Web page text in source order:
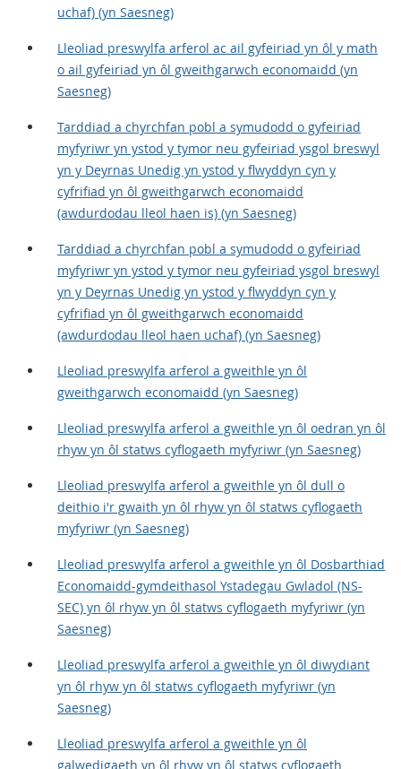
uchaf) (yn Saesneg)
Lleoliad preswylfa arferol ac ail gyfeiriad yn ôl y math
o ail gyfeiriad yn ôl gweithgarwch economaidd (yn
Saesneg)
Tarddiad a chyrchfan pobl a symudodd o gyfeiriad
myfyriwr yn ystod y tymor neu gyfeiriad ysgol breswyl
yn y Deyrnas Unedig yn ystod y flwyddyn cyn y
cyfrifiad yn ôl gweithgarwch economaidd
(awdurdodau lleol haen is) (yn Saesneg)
Tarddiad a chyrchfan pobl a symudodd o gyfeiriad
myfyriwr yn ystod y tymor neu gyfeiriad ysgol breswyl
yn y Deyrnas Unedig yn ystod y flwyddyn cyn y
cyfrifiad yn ôl gweithgarwch economaidd
(awdurdodau lleol haen uchaf) (yn Saesneg)
Lleoliad preswylfa arferol a gweithle yn ôl
gweithgarwch economaidd (yn Saesneg)
Lleoliad preswylfa arferol a gweithle yn ôl oedran yn ôl
rhyw yn ôl statws cyflogaeth myfyriwr (yn Saesneg)
Lleoliad preswylfa arferol a gweithle yn ôl dull o
deithio i'r gwaith yn ôl rhyw yn ôl statws cyflogaeth
myfyriwr (yn Saesneg)
Lleoliad preswylfa arferol a gweithle yn ôl Dosbarthiad
Economaidd-gymdeithasol Ystadegau Gwladol (NS-
SEC) yn ôl rhyw yn ôl statws cyflogaeth myfyriwr (yn
Saesneg)
Lleoliad preswylfa arferol a gweithle yn ôl diwydiant
yn ôl rhyw yn ôl statws cyflogaeth myfyriwr (yn
Saesneg)
Lleoliad preswylfa arferol a gweithle yn ôl
galwedigaeth yn ôl rhyw yn ôl statws cyflogaeth